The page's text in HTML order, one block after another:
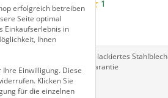
1
619,95 €
Menge
verzinktes, lackiertes Stahlblech
20 Jahre Garantie
erfolgreich betreiben
Seite optimal
Einkaufserlebnis in
Ihnen
Ihre Einwilligung. Diese
Klicken Sie
für die einzelnen